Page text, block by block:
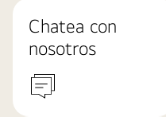
Chatea con
nosotros